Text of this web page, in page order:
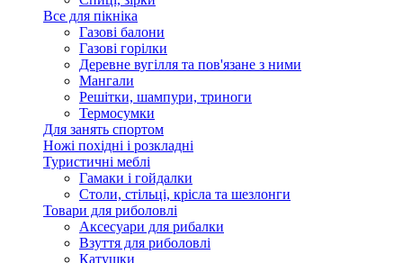
Все для пікніка
Газові балони
Газові горілки
Деревне вугілля та пов'язане з ними
Мангали
Решітки, шампури, триноги
Термосумки
Для занять спортом
Ножі похідні і розкладні
Туристичні меблі
Гамаки і гойдалки
Столи, стільці, крісла та шезлонги
Товари для риболовлі
Аксесуари для рибалки
Взуття для риболовлі
Катушки